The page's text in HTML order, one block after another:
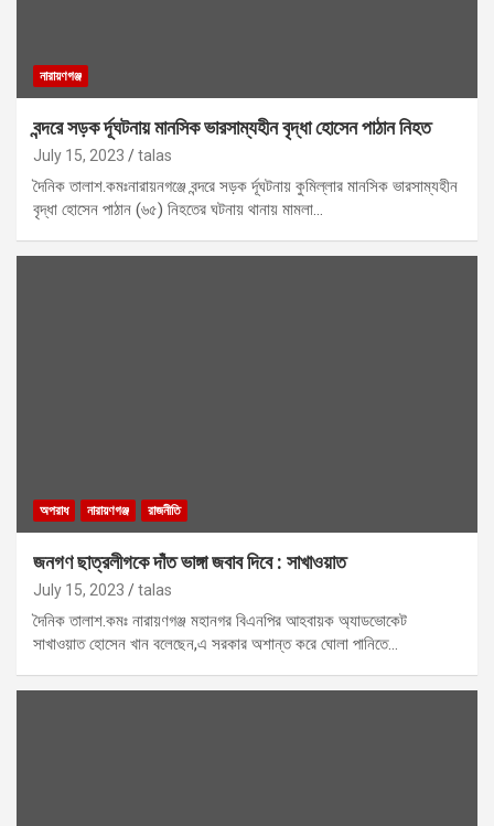
নারায়ণগঞ্জ
বন্দরে সড়ক র্দূঘটনায় মানসিক ভারসাম্যহীন বৃদ্ধা হোসেন পাঠান নিহত
July 15, 2023 talas
দৈনিক তালাশ.কমঃনারায়নগঞ্জে বন্দরে সড়ক র্দূঘটনায় কুমিল্লার মানসিক ভারসাম্যহীন
বৃদ্ধা হোসেন পাঠান (৬৫) নিহতের ঘটনায় থানায় মামলা…
অপরাধ নারায়ণগঞ্জ রাজনীতি
জনগণ ছাত্রলীগকে দাঁত ভাঙ্গা জবাব দিবে : সাখাওয়াত
July 15, 2023 talas
দৈনিক তালাশ.কমঃ নারায়ণগঞ্জ মহানগর বিএনপির আহবায়ক অ্যাডভোকেট
সাখাওয়াত হোসেন খান বলেছেন,এ সরকার অশান্ত করে ঘোলা পানিতে…